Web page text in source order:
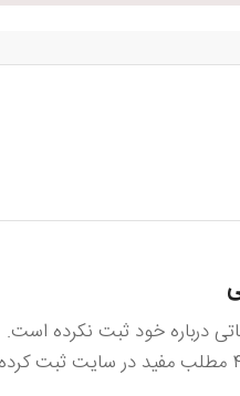
درباره خود ثبت نکرده است.